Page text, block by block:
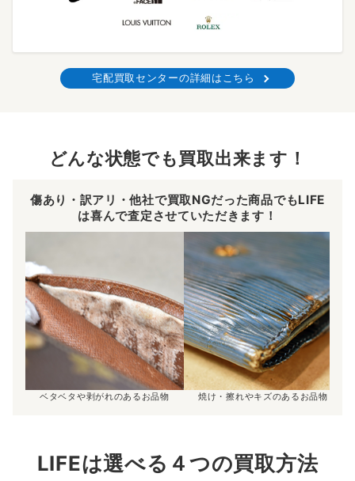
宅配買取センターの詳細はこちら
どんな状態でも買取出来ます！
傷あり・訳アリ・他社で買取NGだった商品でもLIFE
は喜んで査定させていただきます！
ベタベタや剥がれのあるお品物 焼け・擦れやキズのあるお品物
LIFEは選べる４つの買取方法